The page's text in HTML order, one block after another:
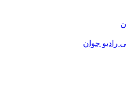
رادیو جوان